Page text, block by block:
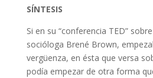
SÍNTESIS
Si en su “conferencia TED”
socióloga Brené Brown,
vergüenza, en ésta que versa
podía empezar de otra forma